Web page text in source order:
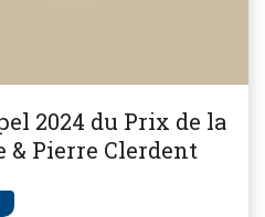
2024 du Prix de la
& Pierre Clerdent